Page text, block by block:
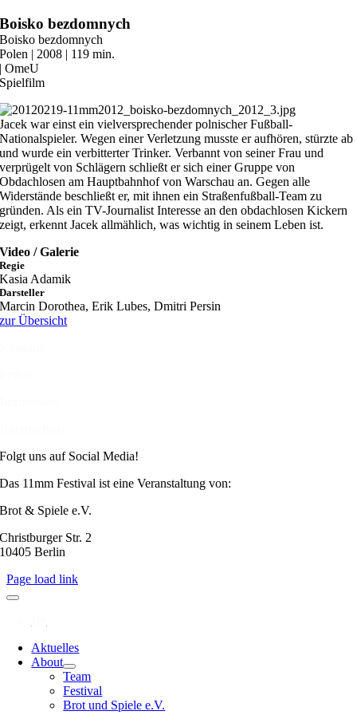
Zum
Inhalt
springen
Boisko bezdomnych
Boisko bezdomnych
Polen | 2008 | 119 min.
| OmeU
Spielfilm
Jacek war einst ein vielversprechender polnischer Fußball-
Nationalspieler. Wegen einer Verletzung musste er aufhören, stürzte ab
und wurde ein verbitterter Trinker. Verbannt von seiner Frau und
verprügelt von Schlägern schließt er sich einer Gruppe von
Obdachlosen am Hauptbahnhof von Warschau an. Gegen alle
Widerstände beschließt er, mit ihnen ein Straßenfußball-Team zu
gründen. Als ein TV-Journalist Interesse an den obdachlosen Kickern
zeigt, erkennt Jacek allmählich, was wichtig in seinem Leben ist.
Video / Galerie
Regie
Kasia Adamik
Darsteller
Marcin Dorothea, Erik Lubes, Dmitri Persin
zur Übersicht
Folgt uns auf Social Media!
Das 11mm Festival ist eine Veranstaltung von:
Brot & Spiele e.V.
Christburger Str. 2
10405 Berlin
Page load link
Aktuelles
About
Team
Festival
Brot und Spiele e.V.